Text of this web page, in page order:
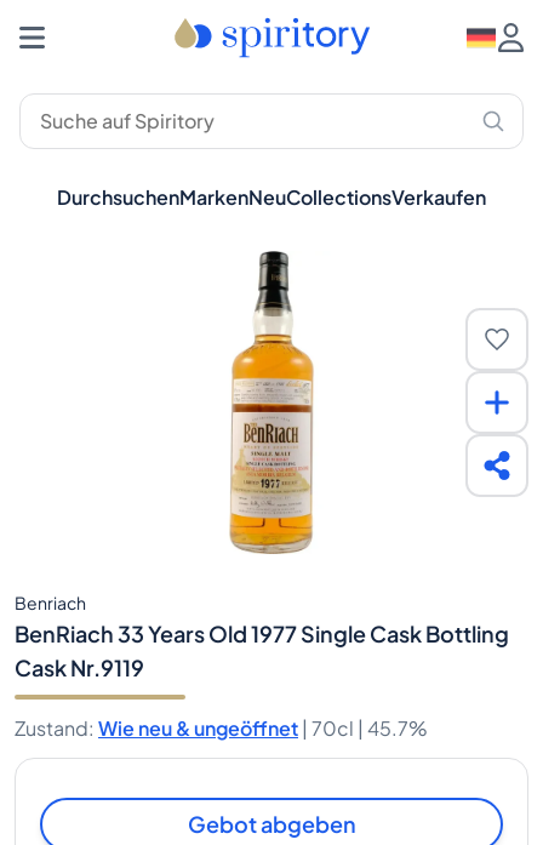
DurchsuchenMarkenNeuCollectionsVerkaufen
Benriach
BenRiach 33 Years Old 1977 Single Cask Bottling
Cask Nr.9119
Zustand: Wie neu & ungeöffnet | 70cl | 45.7%
Gebot abgeben